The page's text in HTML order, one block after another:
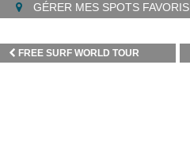
GÉRER MES SPOTS FAVORIS
FREE SURF WORLD TOUR